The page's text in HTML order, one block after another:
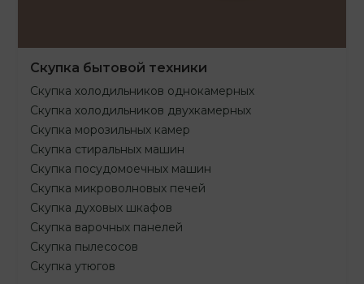
Скупка бытовой техники
Скупка холодильников однокамерных
Скупка холодильников двухкамерных
Скупка морозильных камер
Скупка стиральных машин
Скупка посудомоечных машин
Скупка микроволновых печей
Скупка духовых шкафов
Скупка варочных панелей
Скупка пылесосов
Скупка утюгов